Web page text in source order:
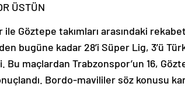
ÜSTÜN
Göztepe takımları arasındaki
bugüne kadar 28’i Süper Lig, 3’ü
Bu maçlardan Trabzonspor’un 16,
Bordo-mavililer söz konusu